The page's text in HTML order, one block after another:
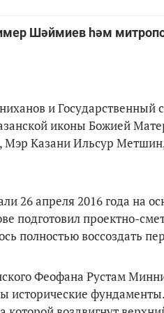
Шәймиев һәм
и
иконы Божией
Казани Ильсур
26 апреля 2016 года на
подготовил проектно-
полностью воссоздать
Феофана Рустам